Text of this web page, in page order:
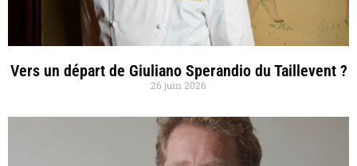
Vers un départ de Giuliano Sperandio du Taillevent ?
26 juin 2026